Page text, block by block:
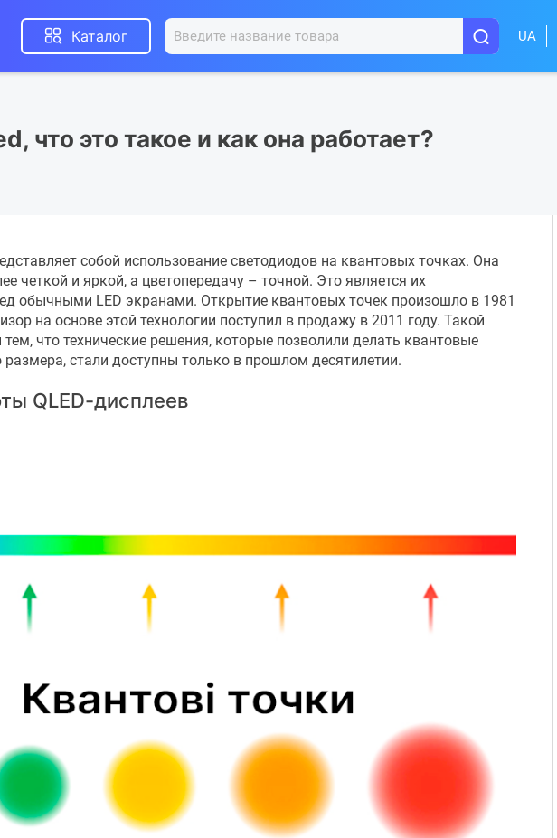
Каталог UA
что это такое и как она работает?
собой использование светодиодов на квантовых точках. Она
четкой и яркой, а цветопередачу – точной. Это является их
обычными LED экранами. Открытие квантовых точек произошло в 1981
на основе этой технологии поступил в продажу в 2011 году. Такой
что технические решения, которые позволили делать квантовые
размера, стали доступны только в прошлом десятилетии.
QLED-дисплеев